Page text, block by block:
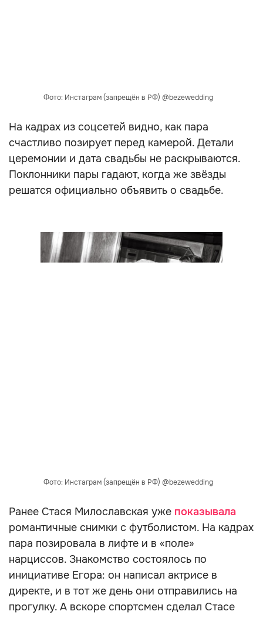
Фото: Инстаграм (запрещён в РФ) @bezewedding
На кадрах из соцсетей видно, как пара
счастливо позирует перед камерой. Детали
церемонии и дата свадьбы не раскрываются.
Поклонники пары гадают, когда же звёзды
решатся официально объявить о свадьбе.
Фото: Инстаграм (запрещён в РФ) @bezewedding
Ранее Стася Милославская уже показывала
романтичные снимки с футболистом. На кадрах
пара позировала в лифте и в «поле»
нарциссов. Знакомство состоялось по
инициативе Егора: он написал актрисе в
директе, и в тот же день они отправились на
прогулку. А вскоре спортсмен сделал Стасе